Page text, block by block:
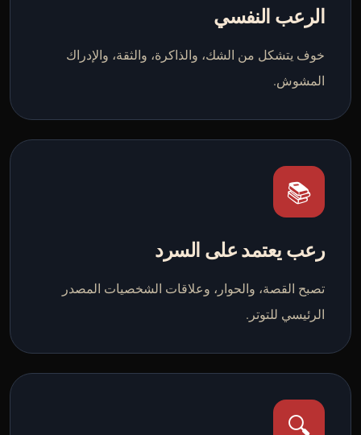
الرعب النفسي
خوف يتشكل من الشك، والذاكرة، والثقة، والإدراك
المشوش.
📚
رعب يعتمد على السرد
تصبح القصة، والحوار، وعلاقات الشخصيات المصدر
الرئيسي للتوتر.
🔍